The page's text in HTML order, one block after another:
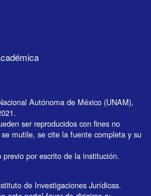
Autónoma de México (UNAM),
ser reproducidos con fines no
mutile, se cite la fuente completa y su
por escrito de la institución.
de Investigaciones Jurídicas.